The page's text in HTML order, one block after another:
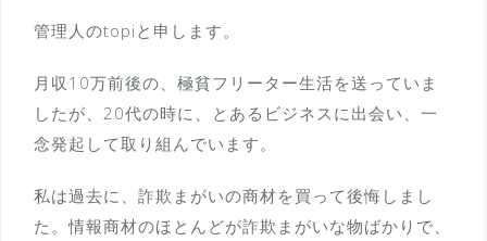
管理人のtopiと申します。
月収10万前後の、極貧フリーター生活を送っていま
したが、20代の時に、とあるビジネスに出会い、一
念発起して取り組んでいます。
私は過去に、詐欺まがいの商材を買って後悔しまし
た。情報商材のほとんどが詐欺まがいな物ばかりで、